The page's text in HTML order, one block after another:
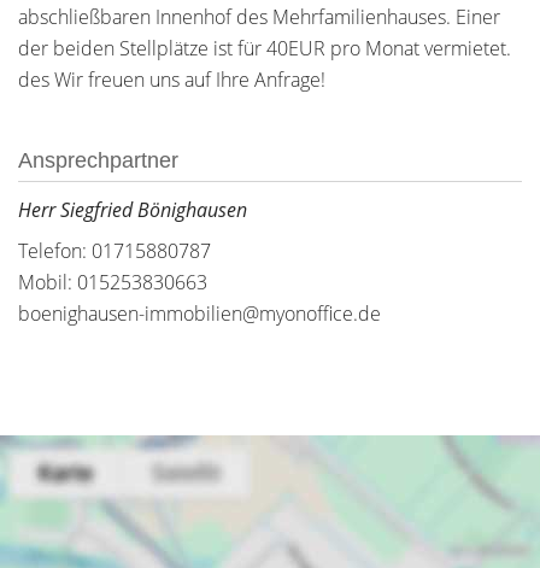
abschließbaren Innenhof des Mehrfamilienhauses. Einer
der beiden Stellplätze ist für 40EUR pro Monat vermietet.
des Wir freuen uns auf Ihre Anfrage!
Ansprechpartner
Herr Siegfried Bönighausen
Telefon: 01715880787
Mobil: 015253830663
boenighausen-immobilien@myonoffice.de